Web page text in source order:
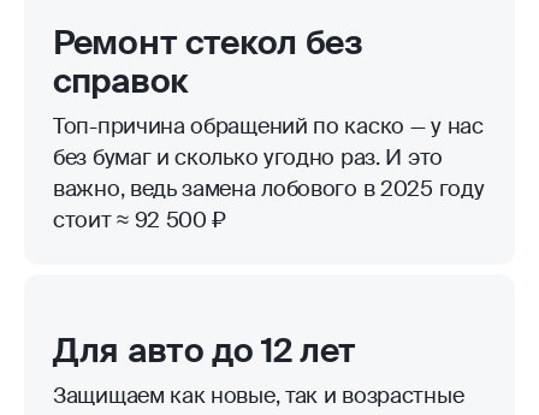
Ремонт стекол без
справок
Топ-причина обращений по каско — у нас
без бумаг и сколько угодно раз. И это
важно, ведь замена лобового в 2025 году
стоит ≈ 92 500 ₽
Для авто до 12 лет
Защищаем как новые, так и возрастные